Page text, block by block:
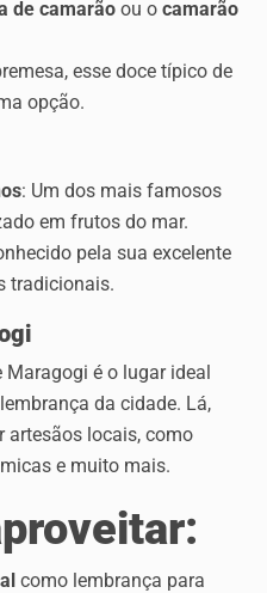
de camarão ou o camarão
esse doce típico de
opção.
: Um dos mais famosos
em frutos do mar.
pela sua excelente
tradicionais.
Maragogi é o lugar ideal
da cidade. Lá,
artesãos locais, como
e muito mais.
como lembrança para